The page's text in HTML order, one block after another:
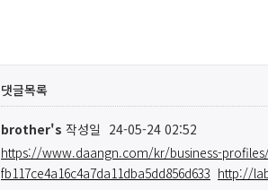
댓글목록
brother's 작성일 24-05-24 02:52
https://www.daangn.com/kr/business-profiles/
fb117ce4a16c4a7da11dba5dd856d633 http://